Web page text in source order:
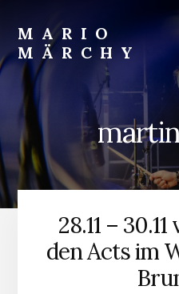
content
MARIO
MÄRCHY
Live
Studiodrummer
28.11 –
den Acts im